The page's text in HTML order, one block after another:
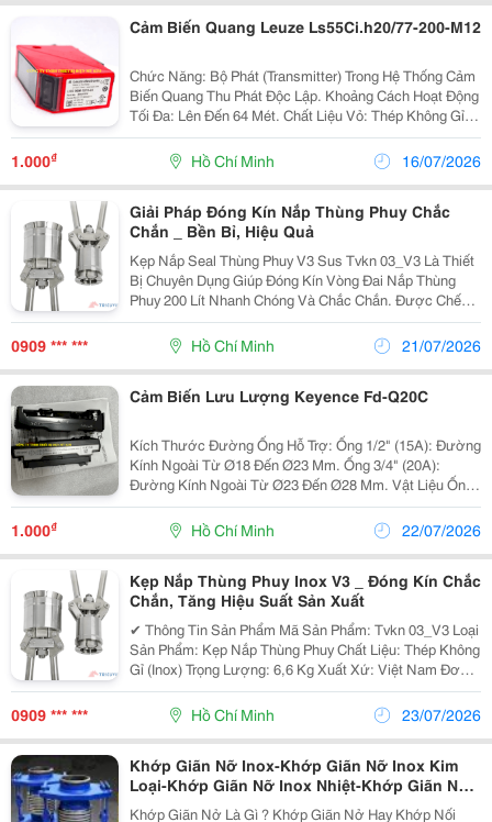
Cảm Biến Quang Leuze Ls55Ci.h20/77-200-M12
Chức Năng: Bộ Phát (Transmitter) Trong Hệ Thống Cảm
Biến Quang Thu Phát Độc Lập. Khoảng Cách Hoạt Động
Tối Đa: Lên Đến 64 Mét. Chất Liệu Vỏ: Thép Không Gỉ
(Inox 316L / Khối Vuông) Chịu Ăn Mòn Cao, Đáp Ứng
Các Tiêu Chuẩn Vệ Sinh Khắt Khe. Kiểu...
1.000₫ Hồ Chí Minh 16/07/2026
Giải Pháp Đóng Kín Nắp Thùng Phuy Chắc
Chắn _ Bền Bỉ, Hiệu Quả
Kẹp Nắp Seal Thùng Phuy V3 Sus Tvkn 03_V3 Là Thiết
Bị Chuyên Dụng Giúp Đóng Kín Vòng Đai Nắp Thùng
Phuy 200 Lít Nhanh Chóng Và Chắc Chắn. Được Chế
Tạo Từ Inox (Thép Không Gỉ) , Sản Phẩm Có Khả Năng
Chống Ăn Mòn, Chịu Lực Tốt Và Phù Hợp Với Môi
Trường...
0909 *** *** Hồ Chí Minh 21/07/2026
Cảm Biến Lưu Lượng Keyence Fd-Q20C
Kích Thước Đường Ống Hỗ Trợ: Ống 1/2" (15A): Đường
Kính Ngoài Từ Ø18 Đến Ø23 Mm. Ống 3/4" (20A):
Đường Kính Ngoài Từ Ø23 Đến Ø28 Mm. Vật Liệu Ống
Tương Thích: Các Loại Ống Kim Loại (Thép Không Gỉ,
Sắt, Đồng...)...
1.000₫ Hồ Chí Minh 22/07/2026
Kẹp Nắp Thùng Phuy Inox V3 _ Đóng Kín Chắc
Chắn, Tăng Hiệu Suất Sản Xuất
✔ Thông Tin Sản Phẩm Mã Sản Phẩm: Tvkn 03_V3 Loại
Sản Phẩm: Kẹp Nắp Thùng Phuy Chất Liệu: Thép Không
Gỉ (Inox) Trọng Lượng: 6,6 Kg Xuất Xứ: Việt Nam Đơn
Vị Sản Xuất: Cty Tnhh Mtv Thiết Bị Kỹ Thuật Triệu Vũ ✅
Ưu Điểm Nổi Bật Đóng...
0909 *** *** Hồ Chí Minh 23/07/2026
Khớp Giãn Nỡ Inox-Khớp Giãn Nỡ Inox Kim
Loại-Khớp Giãn Nỡ Inox Nhiệt-Khớp Giãn Nỡ
Inox-Khớp Co Giãn-Khớp Co Giãn Kim Loại-
Khớp Giãn Nở Là Gì ? Khớp Giãn Nở Hay Khớp Nối